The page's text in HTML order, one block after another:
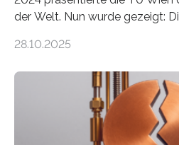
der Welt. Nun wurde gezeigt:
fundamentalen Physik
Messungen verwenden. Das
vermutet, weltweit war nach
Atomkern-Zuständen gesucht
einem Team der TU Wien mit
28.10.2025